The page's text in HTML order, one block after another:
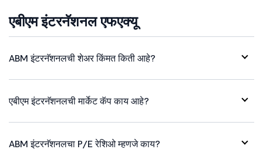
एबीएम इंटरनॅशनल एफएक्यू
ABM इंटरनॅशनलची शेअर किंमत किती आहे?
एबीएम इंटरनॅशनलची मार्केट कॅप काय आहे?
ABM इंटरनॅशनलचा P/E रेशिओ म्हणजे काय?